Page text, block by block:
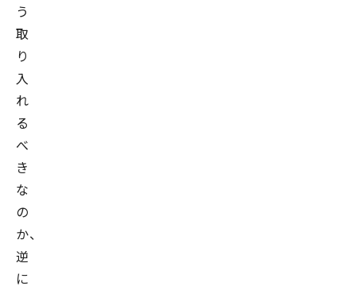
う
取
り
入
れ
る
べ
き
な
の
か、
逆
に